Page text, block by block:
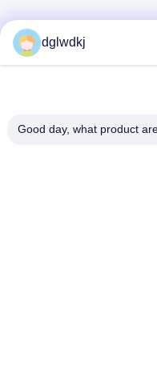
dglwdkj
Good day, what product